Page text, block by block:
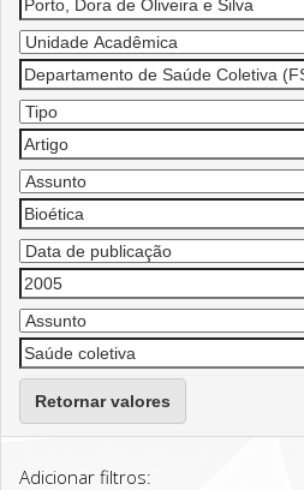
Retornar valores
Adicionar filtros: